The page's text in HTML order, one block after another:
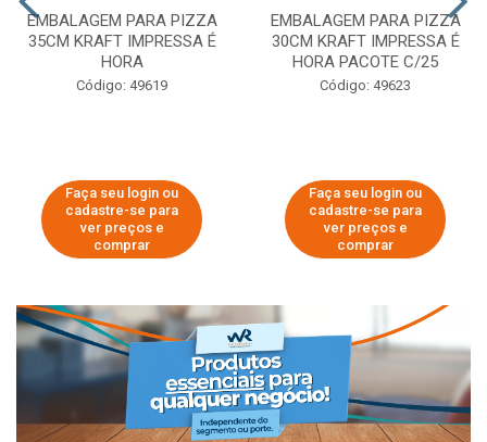
EMBALAGEM PARA PIZZA
35CM KRAFT IMPRESSA É
HORA
Código: 49619
Faça seu login ou
cadastre-se para
ver preços e
comprar
EMBALAGEM PARA PIZZA
30CM KRAFT IMPRESSA É
HORA PACOTE C/25
Código: 49623
Faça seu login ou
cadastre-se para
ver preços e
comprar